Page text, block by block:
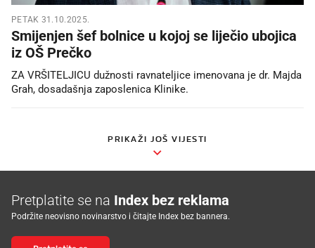
PETAK 31.10.2025.
Smijenjen šef bolnice u kojoj se liječio ubojica
iz OŠ Prečko
ZA VRŠITELJICU dužnosti ravnateljice imenovana je dr. Majda
Grah, dosadašnja zaposlenica Klinike.
PRIKAŽI JOŠ VIJESTI
Pretplatite se na Index bez reklama
Podržite neovisno novinarstvo i čitajte Index bez bannera.